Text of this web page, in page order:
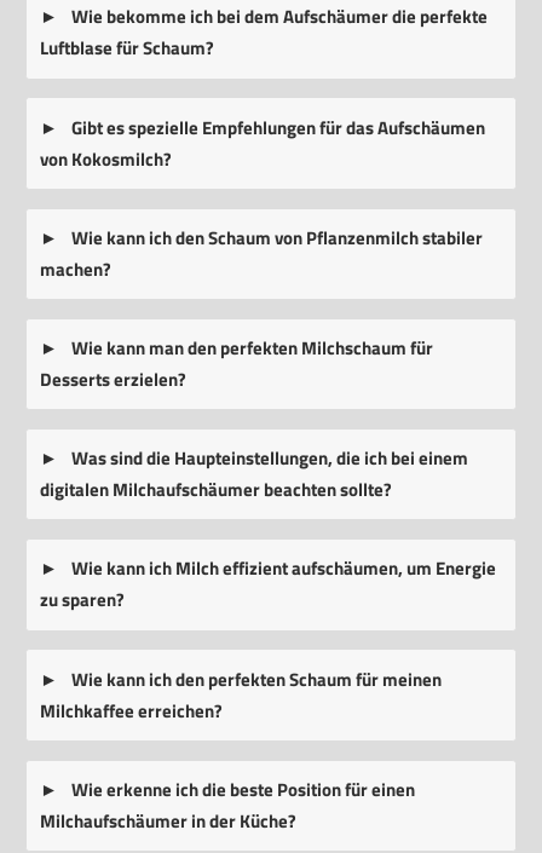
Wie bekomme ich bei dem Aufschäumer die perfekte
Luftblase für Schaum?
Gibt es spezielle Empfehlungen für das Aufschäumen
von Kokosmilch?
Wie kann ich den Schaum von Pflanzenmilch stabiler
machen?
Wie kann man den perfekten Milchschaum für
Desserts erzielen?
Was sind die Haupteinstellungen, die ich bei einem
digitalen Milchaufschäumer beachten sollte?
Wie kann ich Milch effizient aufschäumen, um Energie
zu sparen?
Wie kann ich den perfekten Schaum für meinen
Milchkaffee erreichen?
Wie erkenne ich die beste Position für einen
Milchaufschäumer in der Küche?